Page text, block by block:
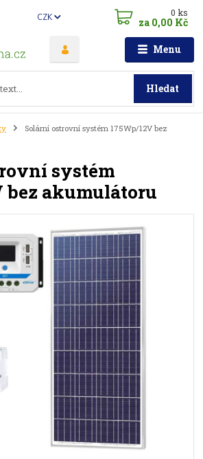
Menu
CZK
Hledat
0ks
za 0,00 Kč
Solární ostrovní systém 175Wp/12V bez
systém
bez akumulátoru